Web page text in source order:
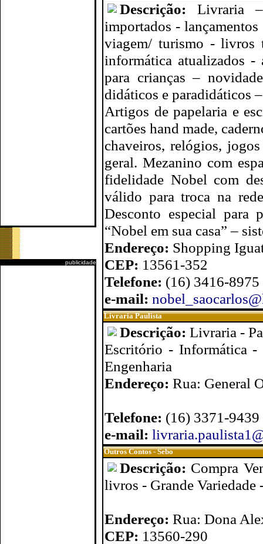
publicidade
Descrição: Livraria
importados -
viagem/ turismo - livros
informática atualizados
para crianças –
didáticos e paradidáticos
Artigos de papelaria e
cartões hand made,
chaveiros, relógios,
geral. Mezanino com
fidelidade Nobel com
válido para troca na
Desconto especial para
“Nobel em sua casa” –
Endereço: Shopping
CEP: 13561-352
Telefone: (16) 3416-8975
e-mail:
Livraria Paulista
Descrição: Livraria -
Escritório - Informática -
Engenharia
Endereço: Rua: General
Telefone: (16) 3371-9439
e-mail:
Outros Contos - Sebo
Descrição: Compra
livros - Grande Variedade
Endereço: Rua: Dona
CEP: 13560-290